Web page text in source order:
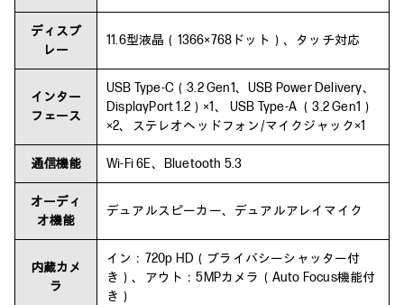
ディスプ
レー
11.6型液晶（1366×768ドット）、タッチ対応
インター
フェース
USB Type-C（3.2 Gen1、USB Power Delivery、
DisplayPort 1.2）×1、 USB Type-A （3.2 Gen1）
×2、ステレオヘッドフォン/マイクジャック×1
通信機能 Wi-Fi 6E、Bluetooth 5.3
オーディ
オ機能
デュアルスピーカー、デュアルアレイマイク
内蔵カメ
ラ
イン：720p HD（プライバシーシャッター付
き）、アウト：5MPカメラ（Auto Focus機能付
き）